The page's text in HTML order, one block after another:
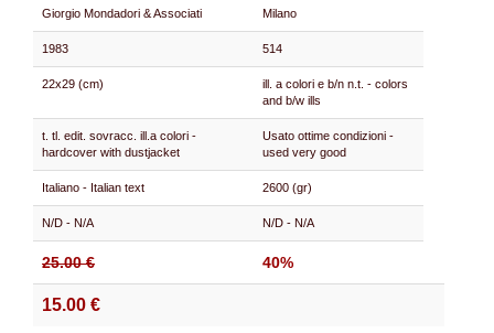
Giorgio Mondadori & Associati Milano
1983 514
22x29 (cm)
ill. a colori e b/n n.t. - colors
and b/w ills
t. tl. edit. sovracc. ill.a colori -
hardcover with dustjacket
Usato ottime condizioni -
used very good
Italiano - Italian text 2600 (gr)
N/D - N/A N/D - N/A
25.00 € 40%
15.00 €